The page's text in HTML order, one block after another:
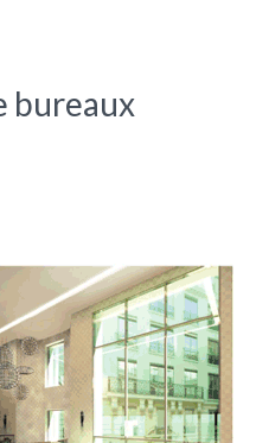
bureaux